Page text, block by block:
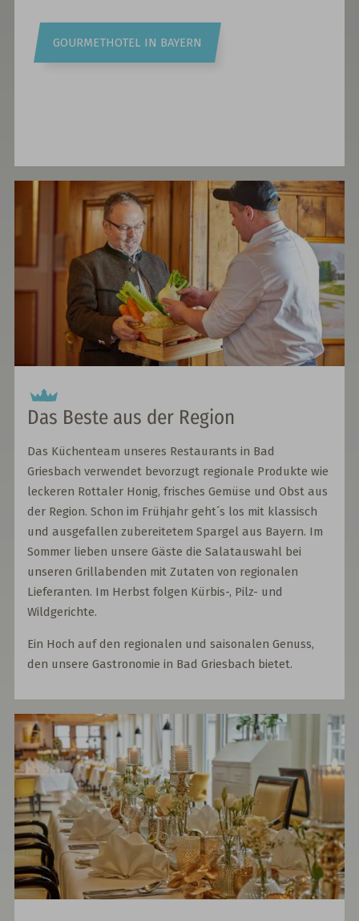
GOURMETHOTEL IN BAYERN
Das Beste aus der Region
Das Küchenteam unseres Restaurants in Bad
Griesbach verwendet bevorzugt regionale Produkte wie
leckeren Rottaler Honig, frisches Gemüse und Obst aus
der Region. Schon im Frühjahr geht´s los mit klassisch
und ausgefallen zubereitetem Spargel aus Bayern. Im
Sommer lieben unsere Gäste die Salatauswahl bei
unseren Grillabenden mit Zutaten von regionalen
Lieferanten. Im Herbst folgen Kürbis-, Pilz- und
Wildgerichte.
Ein Hoch auf den regionalen und saisonalen Genuss,
den unsere Gastronomie in Bad Griesbach bietet.